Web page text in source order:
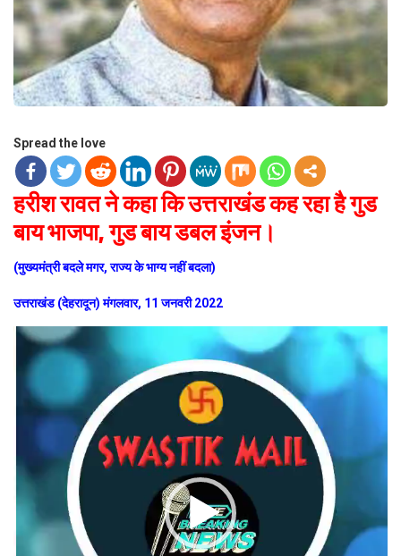
Spread the love
हरीश रावत ने कहा कि उत्तराखंड कह रहा है गुड
बाय भाजपा, गुड बाय डबल इंजन।
(मुख्यमंत्री बदले मगर, राज्य के भाग्य नहीं बदला)
उत्तराखंड (देहरादून) मंगलवार, 11 जनवरी 2022
Video
Player